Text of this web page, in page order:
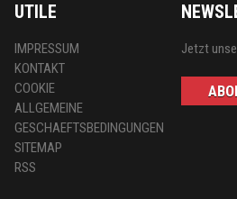
UTILE
IMPRESSUM
KONTAKT
COOKIE
ALLGEMEINE
GESCHAEFTSBEDINGUNGEN
SITEMAP
RSS
Jetzt